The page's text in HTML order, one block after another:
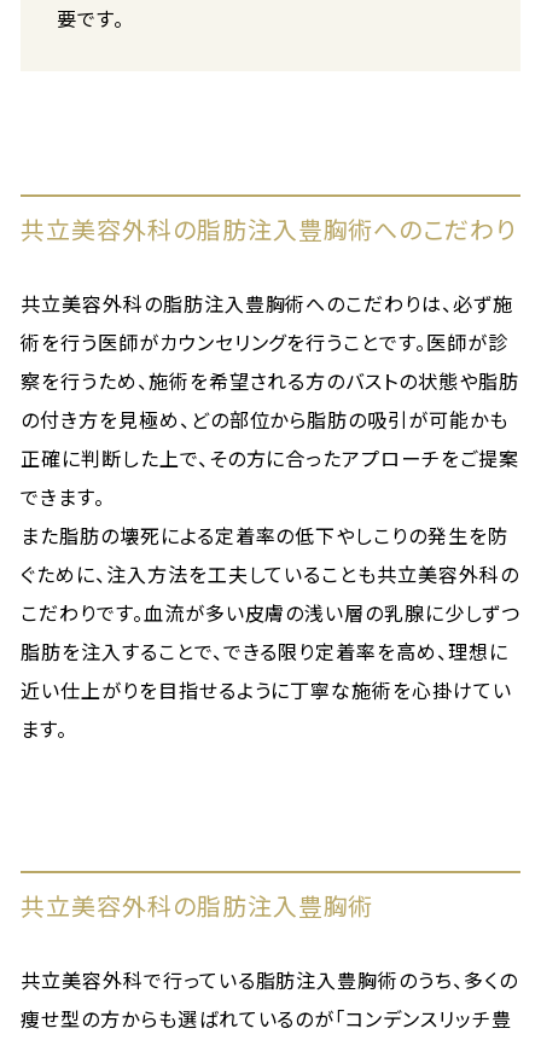
要です。
共立美容外科の脂肪注入豊胸術へのこだわり
共立美容外科の脂肪注入豊胸術へのこだわりは、必ず施
術を行う医師がカウンセリングを行うことです。医師が診
察を行うため、施術を希望される方のバストの状態や脂肪
の付き方を見極め、どの部位から脂肪の吸引が可能かも
正確に判断した上で、その方に合ったアプローチをご提案
できます。
また脂肪の壊死による定着率の低下やしこりの発生を防
ぐために、注入方法を工夫していることも共立美容外科の
こだわりです。血流が多い皮膚の浅い層の乳腺に少しずつ
脂肪を注入することで、できる限り定着率を高め、理想に
近い仕上がりを目指せるように丁寧な施術を心掛けてい
ます。
共立美容外科の脂肪注入豊胸術
共立美容外科で行っている脂肪注入豊胸術のうち、多くの
痩せ型の方からも選ばれているのが「コンデンスリッチ豊